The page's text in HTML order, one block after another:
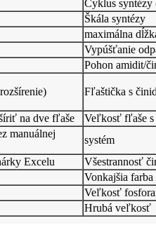
Cyklus syntézy
Škála syntézy
maximálna
Vypúšťanie
Pohon amidit/
Fľaštička s
na dve fľaše Veľkosť fľaše s
manuálnej
systém
Excelu Všestrannosť
Vonkajšia farba
Veľkosť
Hrubá veľkosť